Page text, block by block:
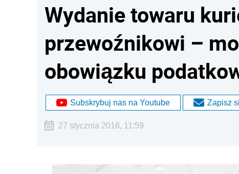
Wydanie towaru
przewoźnikowi –
obowiązku
Subskrybuj nas na Youtube Zapisz
27 stycznia 2016, 11:59